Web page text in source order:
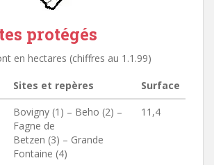
protégés
en hectares (chiffres au 1.1.99)
Sites et repères
Surface
Bovigny (1) – Beho (2) –
Fagne de
Betzen (3) – Grande
Fontaine (4)
11,4